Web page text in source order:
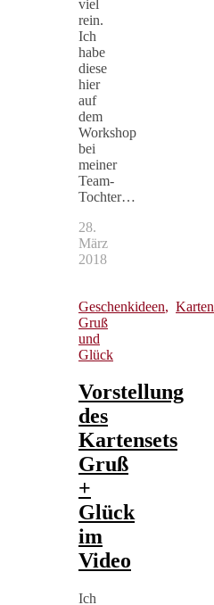
viel
rein.
Ich
habe
diese
hier
auf
dem
Workshop
bei
meiner
Team-
Tochter…
28.
März
2018
Geschenkideen, Karten
Gruß
und
Glück
Vorstellung
des
Kartensets
Gruß
+
Glück
im
Video
Ich